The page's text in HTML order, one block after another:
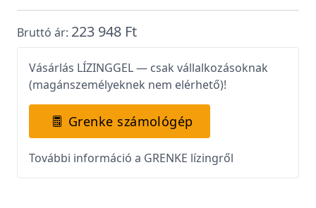
Bruttó ár: 223 948 Ft
Vásárlás LÍZINGGEL — csak vállalkozásoknak
(magánszemélyeknek nem elérhető)!
Grenke számológép
További információ a GRENKE lízingről